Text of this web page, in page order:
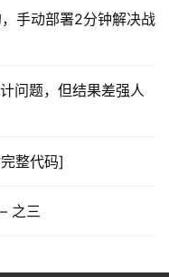
手动部署2分钟解决战
问题，但结果差强人
整代码]
之三